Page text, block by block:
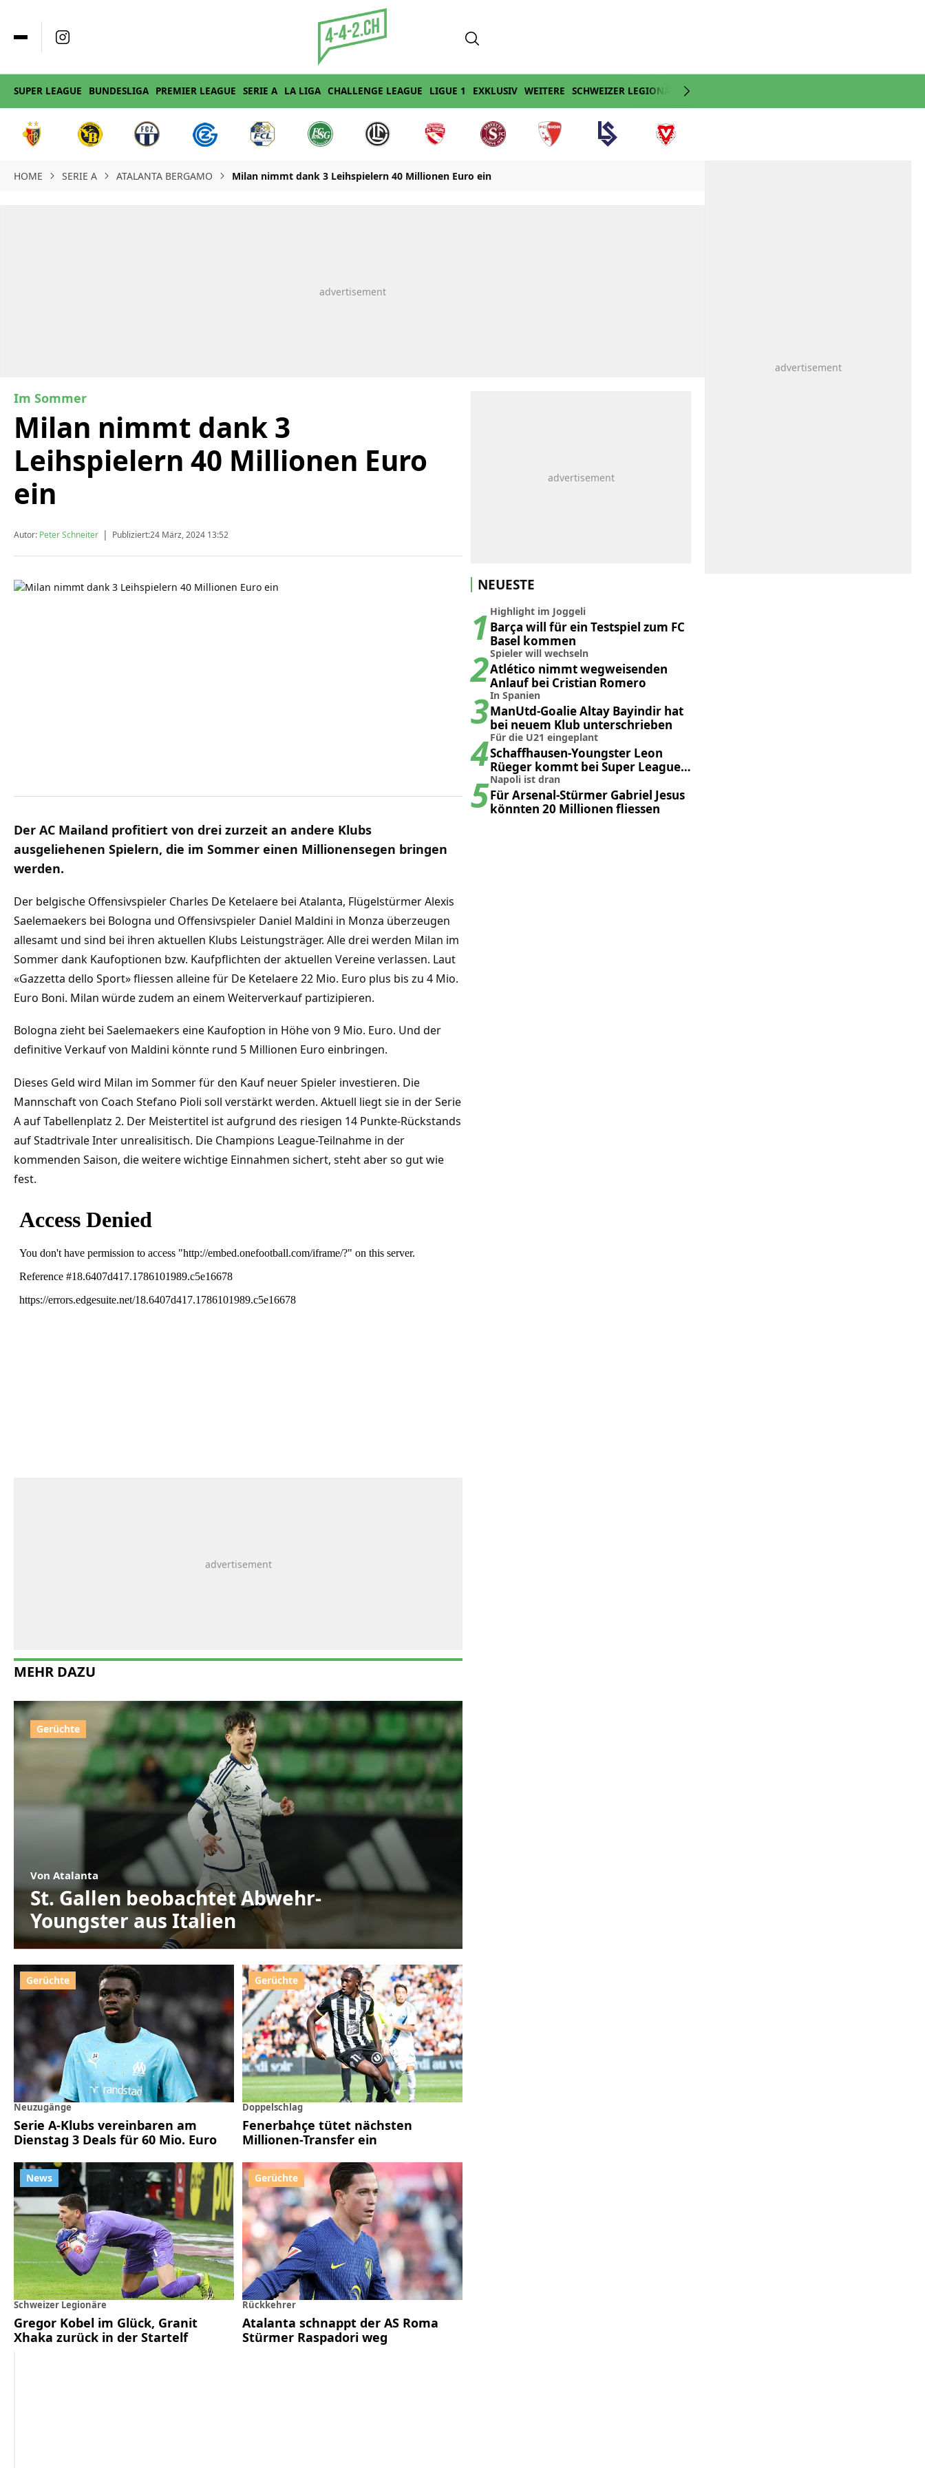
SUPER LEAGUE BUNDESLIGA PREMIER LEAGUE SERIE A LA LIGA CHALLENGE LEAGUE LIGUE 1 EXKLUSIV WEITERE SCHWEIZER LEGIONÄRE NATI
HOME SERIE A ATALANTA BERGAMO Milan nimmt dank 3 Leihspielern 40 Millionen Euro ein
Im Sommer
Milan nimmt dank 3
Leihspielern 40 Millionen Euro
ein
Autor: Peter Schneiter | Publiziert:24 März, 2024 13:52
Der AC Mailand profitiert von drei zurzeit an andere Klubs
ausgeliehenen Spielern, die im Sommer einen Millionensegen bringen
werden.
Der belgische Offensivspieler Charles De Ketelaere bei Atalanta, Flügelstürmer Alexis
Saelemaekers bei Bologna und Offensivspieler Daniel Maldini in Monza überzeugen
allesamt und sind bei ihren aktuellen Klubs Leistungsträger. Alle drei werden Milan im
Sommer dank Kaufoptionen bzw. Kaufpflichten der aktuellen Vereine verlassen. Laut
«Gazzetta dello Sport» fliessen alleine für De Ketelaere 22 Mio. Euro plus bis zu 4 Mio.
Euro Boni. Milan würde zudem an einem Weiterverkauf partizipieren.
Bologna zieht bei Saelemaekers eine Kaufoption in Höhe von 9 Mio. Euro. Und der
definitive Verkauf von Maldini könnte rund 5 Millionen Euro einbringen.
Dieses Geld wird Milan im Sommer für den Kauf neuer Spieler investieren. Die
Mannschaft von Coach Stefano Pioli soll verstärkt werden. Aktuell liegt sie in der Serie
A auf Tabellenplatz 2. Der Meistertitel ist aufgrund des riesigen 14 Punkte-Rückstands
auf Stadtrivale Inter unrealisitisch. Die Champions League-Teilnahme in der
kommenden Saison, die weitere wichtige Einnahmen sichert, steht aber so gut wie
fest.
MEHR DAZU
Von Atalanta
St. Gallen beobachtet Abwehr-
Youngster aus Italien
Neuzugänge
Serie A-Klubs vereinbaren am
Dienstag 3 Deals für 60 Mio. Euro
Doppelschlag
Fenerbahçe tütet nächsten
Millionen-Transfer ein
Schweizer Legionäre
Gregor Kobel im Glück, Granit
Xhaka zurück in der Startelf
Rückkehrer
Atalanta schnappt der AS Roma
Stürmer Raspadori weg
NEUESTE
1 Highlight im Joggeli
Barça will für ein Testspiel zum FC
Basel kommen
2Spieler will wechseln
Atlético nimmt wegweisenden
Anlauf bei Cristian Romero
3In Spanien
ManUtd-Goalie Altay Bayindir hat
bei neuem Klub unterschrieben
4Für die U21 eingeplant
Schaffhausen-Youngster Leon
Rüeger kommt bei Super League-
Klub unter
5Napoli ist dran
Für Arsenal-Stürmer Gabriel Jesus
könnten 20 Millionen fliessen